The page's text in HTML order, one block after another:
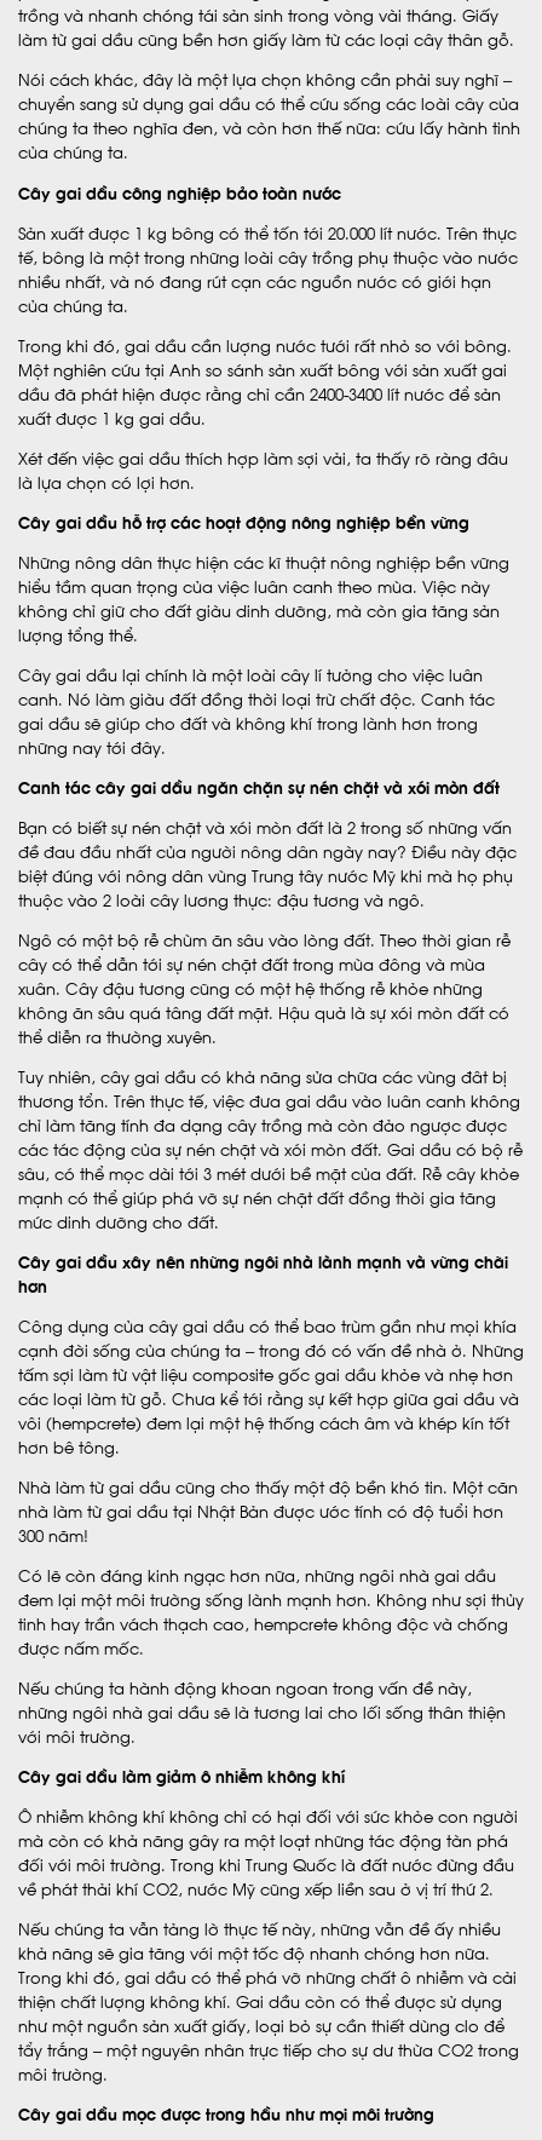
trồng và nhanh chóng tái sản sinh trong vòng vài tháng. Giấy
làm từ gai dầu cũng bền hơn giấy làm từ các loại cây thân gỗ.
Nói cách khác, đây là một lựa chọn không cần phải suy nghĩ –
chuyển sang sử dụng gai dầu có thể cứu sống các loài cây của
chúng ta theo nghĩa đen, và còn hơn thế nữa: cứu lấy hành tinh
của chúng ta.
Cây gai dầu công nghiệp bảo toàn nước
Sản xuất được 1 kg bông có thể tốn tới 20.000 lít nước. Trên thực
tế, bông là một trong những loài cây trồng phụ thuộc vào nước
nhiều nhất, và nó đang rút cạn các nguồn nước có giới hạn
của chúng ta.
Trong khi đó, gai dầu cần lượng nước tưới rất nhỏ so với bông.
Một nghiên cứu tại Anh so sánh sản xuất bông với sản xuất gai
dầu đã phát hiện được rằng chỉ cần 2400-3400 lít nước để sản
xuất được 1 kg gai dầu.
Xét đến việc gai dầu thích hợp làm sợi vải, ta thấy rõ ràng đâu
là lựa chọn có lợi hơn.
Cây gai dầu hỗ trợ các hoạt động nông nghiệp bền vững
Những nông dân thực hiện các kĩ thuật nông nghiệp bền vững
hiểu tầm quan trọng của việc luân canh theo mùa. Việc này
không chỉ giữ cho đất giàu dinh dưỡng, mà còn gia tăng sản
lượng tổng thể.
Cây gai dầu lại chính là một loài cây lí tưởng cho việc luân
canh. Nó làm giàu đất đồng thời loại trừ chất độc. Canh tác
gai dầu sẽ giúp cho đất và không khí trong lành hơn trong
những nay tới đây.
Canh tác cây gai dầu ngăn chặn sự nén chặt và xói mòn đất
Bạn có biết sự nén chặt và xói mòn đất là 2 trong số những vấn
đề đau đầu nhất của người nông dân ngày nay? Điều này đặc
biệt đúng với nông dân vùng Trung tây nước Mỹ khi mà họ phụ
thuộc vào 2 loài cây lương thực: đậu tương và ngô.
Ngô có một bộ rễ chùm ăn sâu vào lòng đất. Theo thời gian rễ
cây có thể dẫn tới sự nén chặt đất trong mùa đông và mùa
xuân. Cây đậu tương cũng có một hệ thống rễ khỏe những
không ăn sâu quá tâng đất mặt. Hậu quả là sự xói mòn đất có
thể diễn ra thường xuyên.
Tuy nhiên, cây gai dầu có khả năng sửa chữa các vùng đât bị
thương tổn. Trên thực tế, việc đưa gai dầu vào luân canh không
chỉ làm tăng tính đa dạng cây trồng mà còn đảo ngược được
các tác động của sự nén chặt và xói mòn đất. Gai dầu có bộ rễ
sâu, có thể mọc dài tới 3 mét dưới bề mặt của đất. Rễ cây khỏe
mạnh có thể giúp phá vỡ sự nén chặt đất đồng thời gia tăng
mức dinh dưỡng cho đất.
Cây gai dầu xây nên những ngôi nhà lành mạnh và vững chãi
hơn
Công dụng của cây gai dầu có thể bao trùm gần như mọi khía
cạnh đời sống của chúng ta – trong đó có vấn đề nhà ở. Những
tấm sợi làm từ vật liệu composite gốc gai dầu khỏe và nhẹ hơn
các loại làm từ gỗ. Chưa kể tới rằng sự kết hợp giữa gai dầu và
vôi (hempcrete) đem lại một hệ thống cách âm và khép kín tốt
hơn bê tông.
Nhà làm từ gai dầu cũng cho thấy một độ bền khó tin. Một căn
nhà làm từ gai dầu tại Nhật Bản được ước tính có độ tuổi hơn
300 năm!
Có lẽ còn đáng kinh ngạc hơn nữa, những ngôi nhà gai dầu
đem lại một môi trường sống lành mạnh hơn. Không như sợi thủy
tinh hay trần vách thạch cao, hempcrete không độc và chống
được nấm mốc.
Nếu chúng ta hành động khoan ngoan trong vấn đề này,
những ngôi nhà gai dầu sẽ là tương lai cho lối sống thân thiện
với môi trường.
Cây gai dầu làm giảm ô nhiễm không khí
Ô nhiễm không khí không chỉ có hại đối với sức khỏe con người
mà còn có khả năng gây ra một loạt những tác động tàn phá
đối với môi trường. Trong khi Trung Quốc là đất nước đừng đầu
về phát thải khí CO2, nước Mỹ cũng xếp liền sau ở vị trí thứ 2.
Nếu chúng ta vẫn tảng lờ thực tế này, những vẫn đề ấy nhiều
khả năng sẽ gia tăng với một tốc độ nhanh chóng hơn nữa.
Trong khi đó, gai dầu có thể phá vỡ những chất ô nhiễm và cải
thiện chất lượng không khí. Gai dầu còn có thể được sử dụng
như một nguồn sản xuất giấy, loại bỏ sự cần thiết dùng clo để
tẩy trắng – một nguyên nhân trực tiếp cho sự dư thừa CO2 trong
môi trường.
Cây gai dầu mọc được trong hầu như mọi môi trường